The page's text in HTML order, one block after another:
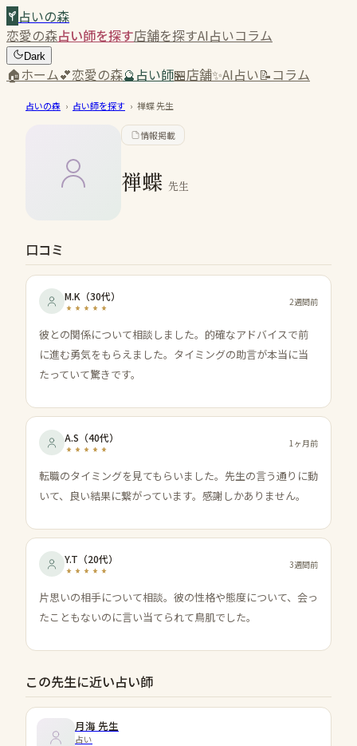
占いの森
恋愛の森占い師を探す店舗を探すAI占いコラム
Dark
🏠ホーム💕恋愛の森🔮占い師🏪店舗✨AI占い📝コラム
占いの森 › 占い師を探す › 禅蝶先生
情報掲載
禅蝶 先生
口コミ
M.K （30代） 2週間前
彼との関係について相談しました。的確なアドバイスで前
に進む勇気をもらえました。タイミングの助言が本当に当
たっていて驚きです。
A.S （40代） 1ヶ月前
転職のタイミングを見てもらいました。先生の言う通りに動
いて、良い結果に繋がっています。感謝しかありません。
Y.T （20代） 3週間前
片思いの相手について相談。彼の性格や態度について、会っ
たこともないのに言い当てられて鳥肌でした。
この先生に近い占い師
月海 先生
占い